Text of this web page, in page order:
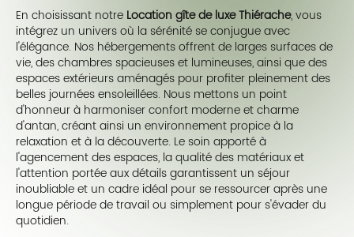
En choisissant notre Location gîte de luxe Thiérache, vous
intégrez un univers où la sérénité se conjugue avec
l'élégance. Nos hébergements offrent de larges surfaces de
vie, des chambres spacieuses et lumineuses, ainsi que des
espaces extérieurs aménagés pour profiter pleinement des
belles journées ensoleillées. Nous mettons un point
d'honneur à harmoniser confort moderne et charme
d'antan, créant ainsi un environnement propice à la
relaxation et à la découverte. Le soin apporté à
l'agencement des espaces, la qualité des matériaux et
l'attention portée aux détails garantissent un séjour
inoubliable et un cadre idéal pour se ressourcer après une
longue période de travail ou simplement pour s'évader du
quotidien.